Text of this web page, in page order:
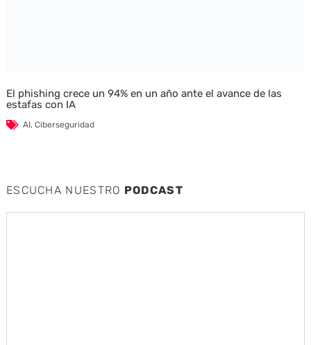
El phishing crece un 94% en un año ante el avance de las
estafas con IA
AI, Ciberseguridad
ESCUCHA NUESTRO PODCAST